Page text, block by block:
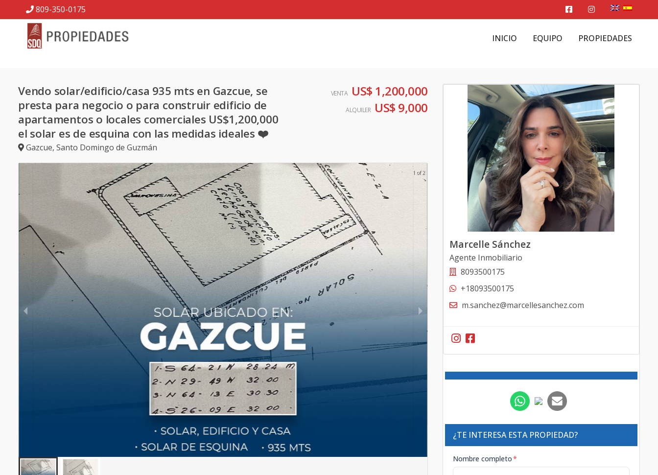
809-350-0175
INICIO EQUIPO PROPIEDADES
Vendo solar/edificio/casa 935 mts en Gazcue, se
presta para negocio o para construir edificio de
apartamentos o locales comerciales US$1,200,000
el solar es de esquina con las medidas ideales ❤️
Gazcue, Santo Domingo de Guzmán
VENTA US$ 1,200,000
ALQUILER US$ 9,000
1 of 2
Marcelle Sánchez
Agente Inmobiliario
8093500175
+18093500175
m.sanchez@marcellesanchez.com
¿TE INTERESA ESTA PROPIEDAD?
Nombre completo*